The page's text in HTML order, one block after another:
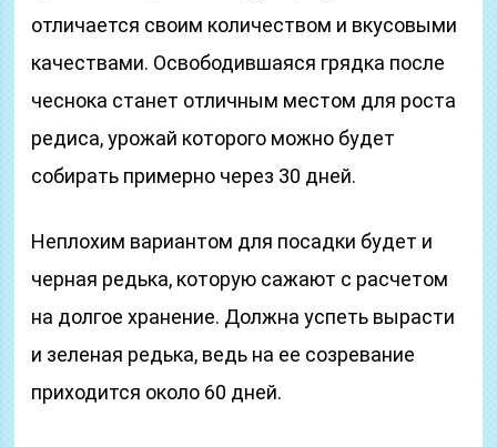
отличается своим количеством и вкусовыми
качествами. Освободившаяся грядка после
чеснока станет отличным местом для роста
редиса, урожай которого можно будет
собирать примерно через 30 дней.
Неплохим вариантом для посадки будет и
черная редька, которую сажают с расчетом
на долгое хранение. Должна успеть вырасти
и зеленая редька, ведь на ее созревание
приходится около 60 дней.